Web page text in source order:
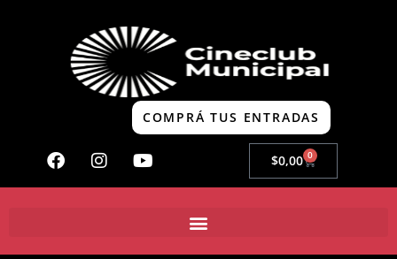
COMPRÁ TUS ENTRADAS
$0,00 0